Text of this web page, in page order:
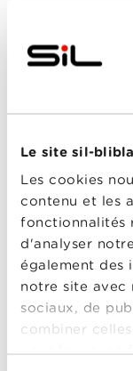
Le site sil-
Les cookies
contenu et les
fonctionnalités
d'analyser
également des
notre site avec
sociaux, de
combiner
MERCREDI,
Profitez sans
: CANAL+,
CANAL+
(canaux 800 à
toute la
sur
* L’accès aux
besoin de vous